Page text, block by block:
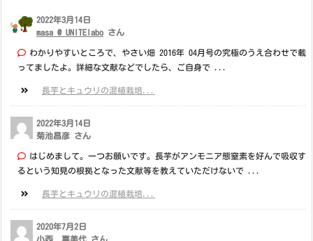
2022年3月14日
masa @ UNITElabo さん
わかりやすいところで、やさい畑 2016年 04月号の究極のうえ合わせで載
ってましたよ。詳細な文献などでしたら、ご自身で ...
長芋とキュウリの混植栽培...
2022年3月14日
菊池昌彦 さん
はじめまして。一つお願いです。長芋がアンモニア態窒素を好んで吸収す
るという知見の根拠となった文献等を教えていただけないで ...
長芋とキュウリの混植栽培...
2020年7月2日
小西 喜美代 さん